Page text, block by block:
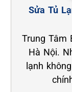
Sửa Tủ
Trung Tâm
Hà Nội.
lạnh